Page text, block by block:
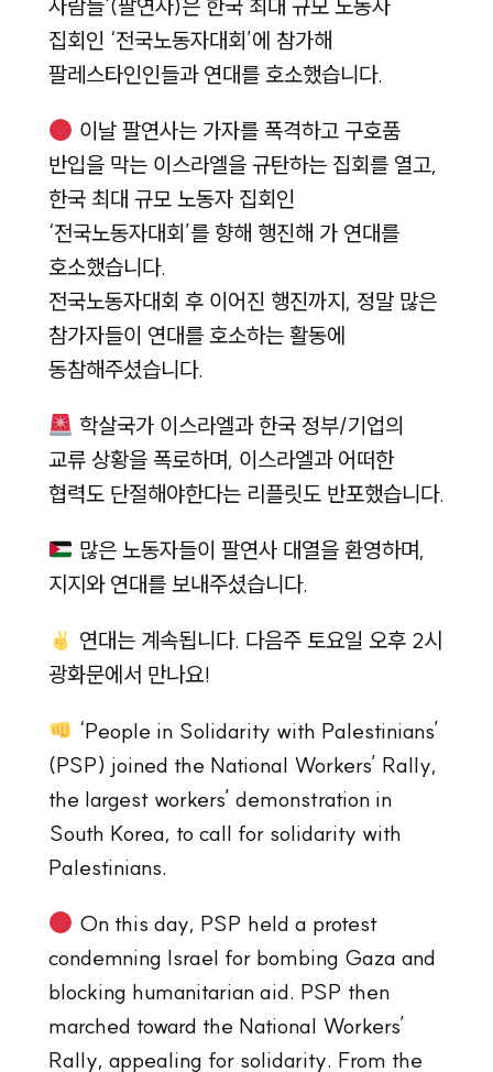
사람들'(팔연사)은 한국 최대 규모 노동자
집회인 ‘전국노동자대회’에 참가해
팔레스타인인들과 연대를 호소했습니다.
이날 팔연사는 가자를 폭격하고 구호품
반입을 막는 이스라엘을 규탄하는 집회를 열고,
한국 최대 규모 노동자 집회인
‘전국노동자대회’를 향해 행진해 가 연대를
호소했습니다.
전국노동자대회 후 이어진 행진까지, 정말 많은
참가자들이 연대를 호소하는 활동에
동참해주셨습니다.
학살국가 이스라엘과 한국 정부/기업의
교류 상황을 폭로하며, 이스라엘과 어떠한
협력도 단절해야한다는 리플릿도 반포했습니다.
많은 노동자들이 팔연사 대열을 환영하며,
지지와 연대를 보내주셨습니다.
연대는 계속됩니다. 다음주 토요일 오후 2시
광화문에서 만나요!
‘People in Solidarity with Palestinians’
(PSP) joined the National Workers’ Rally,
the largest workers’ demonstration in
South Korea, to call for solidarity with
Palestinians.
On this day, PSP held a protest
condemning Israel for bombing Gaza and
blocking humanitarian aid. PSP then
marched toward the National Workers’
Rally, appealing for solidarity. From the